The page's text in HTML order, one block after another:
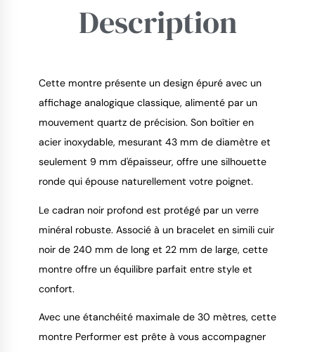
Description
Cette montre présente un design épuré avec un
affichage analogique classique, alimenté par un
mouvement quartz de précision. Son boîtier en
acier inoxydable, mesurant 43 mm de diamètre et
seulement 9 mm d'épaisseur, offre une silhouette
ronde qui épouse naturellement votre poignet.
Le cadran noir profond est protégé par un verre
minéral robuste. Associé à un bracelet en simili cuir
noir de 240 mm de long et 22 mm de large, cette
montre offre un équilibre parfait entre style et
confort.
Avec une étanchéité maximale de 30 mètres, cette
montre Performer est prête à vous accompagner